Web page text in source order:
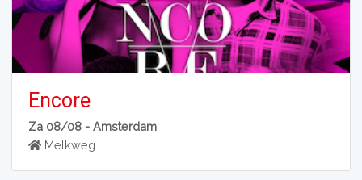
Encore
Za 08/08 -Amsterdam
Melkweg